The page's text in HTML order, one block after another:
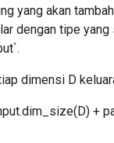
yang akan
dengan tipe yang
dimensi D
+